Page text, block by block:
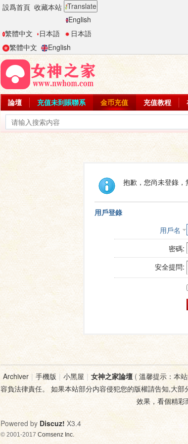
設爲首頁 收藏本站 Translate
English
繁體中文
日本語
日本語
繁體中文
English
論壇 充值未到賬聯系 金币充值 充值教程
抱歉，您尚未登錄
用戶登錄
用戶名
密碼:
安全提問:
Archiver | 手機版 | 小黑屋 | 女神之家論壇( 溫馨提示：本
容負法律責任。 如果本站部分内容侵犯您的版權請告知,大
效果，看個精彩
Powered by Discuz! X3.4
© 2001-2017 Comsenz Inc.